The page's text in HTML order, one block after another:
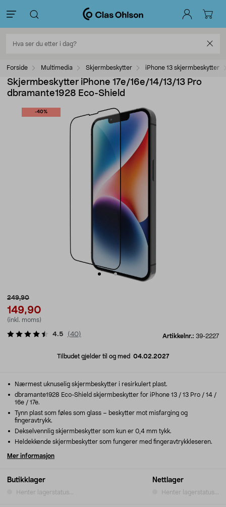
Forside Multimedia Skjermbeskytter iPhone 13 skjermbeskytter
Skjermbeskytter iPhone 17e/16e/14/13/13 Pro
dbramante1928 Eco-Shield
-40%
249,90
149,90
(inkl. moms)
Artikkelnr.: 39-2227
4.5 (40)
Tilbudet gjelder til og med 04.02.2027
Butikklager
Henter lagerstatus...
Nettlager
Henter lagerstatus...
Nærmest uknuselig skjermbeskytter i resirkulert plast.
dbramante1928 Eco-Shield skjermbeskytter for iPhone 13 / 13 Pro / 14 /
16e / 17e.
Tynn plast som føles som glass – beskytter mot misfarging og
fingeravtrykk.
Dekselvennlig skjermbeskytter som kun er 0,4 mm tykk.
Heldekkende skjermbeskytter som fungerer med fingeravtrykkleseren.
Mer informasjon